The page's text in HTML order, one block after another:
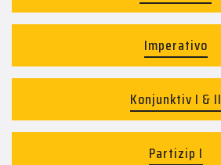
Imperativo
Konjunktiv I & II
Partizip I